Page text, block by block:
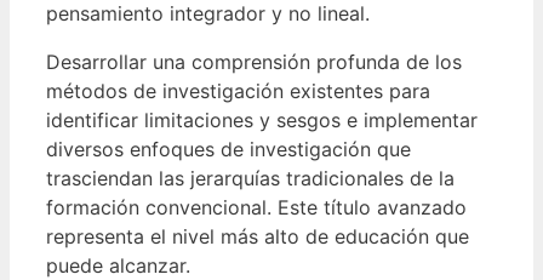
pensamiento integrador y no lineal.
Desarrollar una comprensión profunda de los
métodos de investigación existentes para
identificar limitaciones y sesgos e implementar
diversos enfoques de investigación que
trasciendan las jerarquías tradicionales de la
formación convencional. Este título avanzado
representa el nivel más alto de educación que
puede alcanzar.